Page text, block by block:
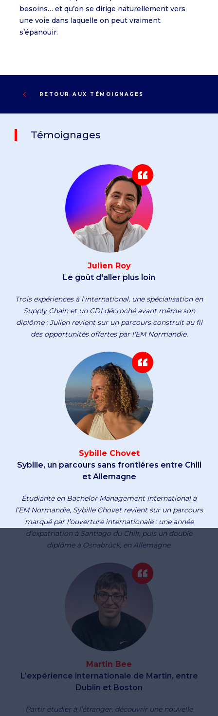
besoins… et qu’on se dirige naturellement vers
une voie dans laquelle on peut vraiment
s’épanouir.
RETOUR AUX TÉMOIGNAGES
Témoignages
Julien Roy
Le goût d'aller plus loin
Trois expériences à l'international, une spécialisation en
Supply Chain et un CDI décroché avant même son
diplôme : Julien revient sur un parcours construit au fil
des opportunités offertes par l'EM Normandie.
Sybille Chovet
Sybille, un parcours sans frontières entre Chili
et Allemagne
Étudiante en Bachelor Management International à
l’EM Normandie, Sybille Chovet revient sur un parcours
marqué par l’ouverture internationale : une année
d’expatriation à Santiago du Chili, puis un double
diplôme à Osnabrück, en Allemagne.
Martin Bee
L’expérience internationale de Martin, entre
Dublin et Boston
Partir étudier à l’étranger, découvrir une nouvelle